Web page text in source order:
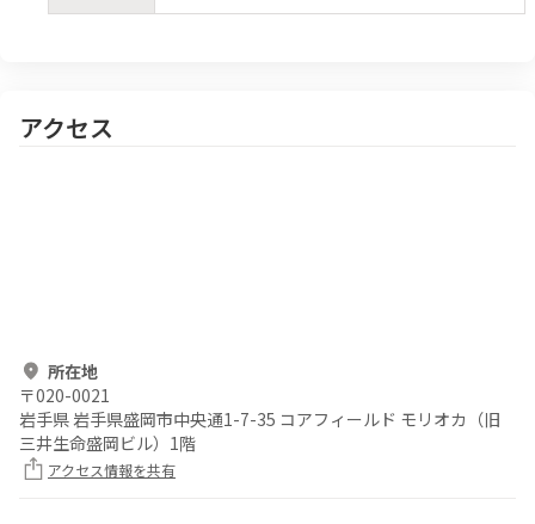
アクセス
所在地
〒020-0021
岩手県 岩手県盛岡市中央通1-7-35 コアフィールド モリオカ（旧
三井生命盛岡ビル）1階
アクセス情報を共有